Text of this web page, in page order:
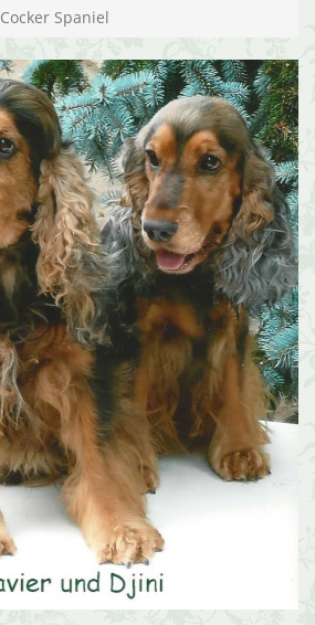
Cocker Spaniel